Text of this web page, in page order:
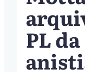
PL da